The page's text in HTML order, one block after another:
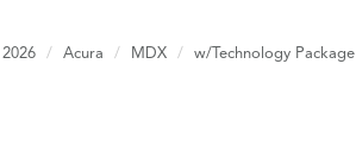
2026 Acura MDX w/Technology Package